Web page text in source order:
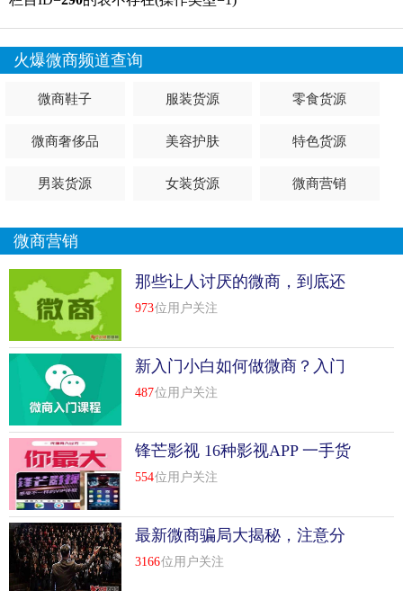
火爆微商频道查询
微商鞋子 服装货源 零食货源
微商奢侈品 美容护肤 特色货源
男装货源 女装货源 微商营销
微商营销
那些让人讨厌的微商，到底还
有没有出路？
973位用户关注
新入门小白如何做微商？入门
必懂几点知识
487位用户关注
锋芒影视 16种影视APP 一手货
源 全网最低价 日赚上千
554位用户关注
最新微商骗局大揭秘，注意分
辨！
3166位用户关注